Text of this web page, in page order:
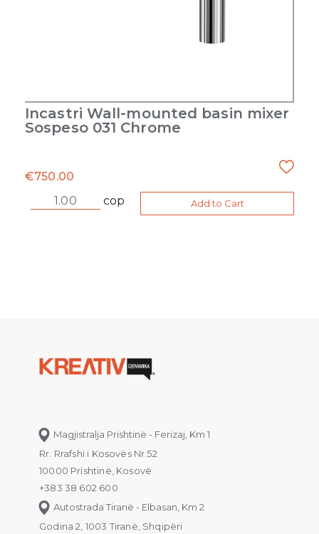
Incastri Wall-mounted basin mixer
Sospeso 031 Chrome
€750.00
cop
Add to Cart
Magjistralja Prishtinë - Ferizaj, Km 1
Rr. Rrafshi i Kosovës Nr.52
10000 Prishtinë, Kosovë
+383 38 602 600
Autostrada Tiranë - Elbasan, Km 2
Godina 2, 1003 Tiranë, Shqipëri